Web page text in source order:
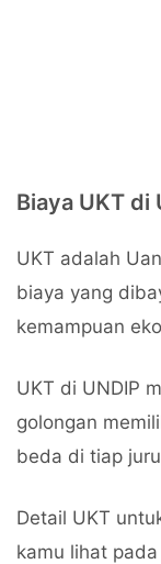
Biaya UKT di
UKT adalah
biaya yang
kemampuan
UKT di UNDIP
golongan
beda di tiap
Detail UKT
kamu lihat